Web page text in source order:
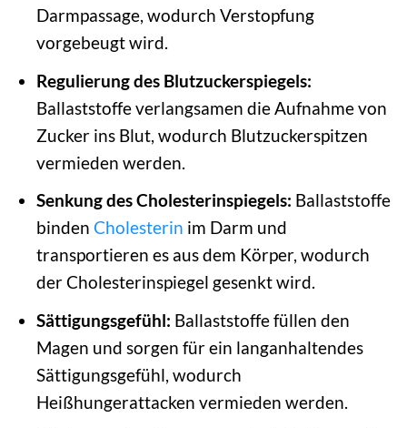
Darmpassage, wodurch Verstopfung
vorgebeugt wird.
Regulierung des Blutzuckerspiegels:
Ballaststoffe verlangsamen die Aufnahme von
Zucker ins Blut, wodurch Blutzuckerspitzen
vermieden werden.
Senkung des Cholesterinspiegels: Ballaststoffe
binden Cholesterin im Darm und
transportieren es aus dem Körper, wodurch
der Cholesterinspiegel gesenkt wird.
Sättigungsgefühl: Ballaststoffe füllen den
Magen und sorgen für ein langanhaltendes
Sättigungsgefühl, wodurch
Heißhungerattacken vermieden werden.